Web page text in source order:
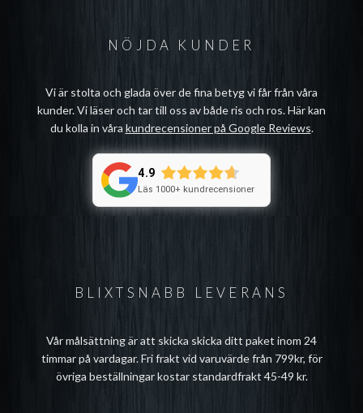
BLIXTSNABB LEVERANS
Vår målsättning är att skicka skicka ditt paket inom 24
timmar på vardagar. Fri frakt vid varuvärde från 799kr, för
övriga beställningar kostar standardfrakt 45-49 kr.
NÖJDA KUNDER
Vi är stolta och glada över de fina betyg vi får från våra
kunder. Vi läser och tar till oss av både ris och ros. Här kan
du kolla in våra kundrecensioner på Google Reviews.
4.9
Läs 1000+ kundrecensioner